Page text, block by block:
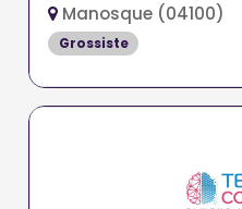
Manosque (04100)
Grossiste